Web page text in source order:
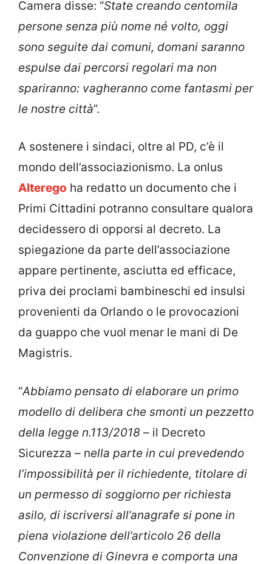
Camera disse: “State creando centomila
persone senza più nome né volto, oggi
sono seguite dai comuni, domani saranno
espulse dai percorsi regolari ma non
spariranno: vagheranno come fantasmi per
le nostre città”.
A sostenere i sindaci, oltre al PD, c’è il
mondo dell’associazionismo. La onlus
Alterego ha redatto un documento che i
Primi Cittadini potranno consultare qualora
decidessero di opporsi al decreto. La
spiegazione da parte dell’associazione
appare pertinente, asciutta ed efficace,
priva dei proclami bambineschi ed insulsi
provenienti da Orlando o le provocazioni
da guappo che vuol menar le mani di De
Magistris.
“Abbiamo pensato di elaborare un primo
modello di delibera che smonti un pezzetto
della legge n.113/2018 – il Decreto
Sicurezza – nella parte in cui prevedendo
l’impossibilità per il richiedente, titolare di
un permesso di soggiorno per richiesta
asilo, di iscriversi all’anagrafe si pone in
piena violazione dell’articolo 26 della
Convenzione di Ginevra e comporta una